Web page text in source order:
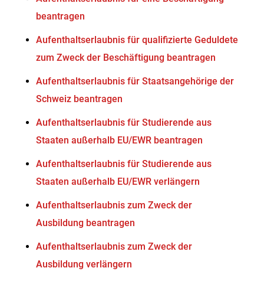
beantragen
Aufenthaltserlaubnis für qualifizierte Geduldete
zum Zweck der Beschäftigung beantragen
Aufenthaltserlaubnis für Staatsangehörige der
Schweiz beantragen
Aufenthaltserlaubnis für Studierende aus
Staaten außerhalb EU/EWR beantragen
Aufenthaltserlaubnis für Studierende aus
Staaten außerhalb EU/EWR verlängern
Aufenthaltserlaubnis zum Zweck der
Ausbildung beantragen
Aufenthaltserlaubnis zum Zweck der
Ausbildung verlängern